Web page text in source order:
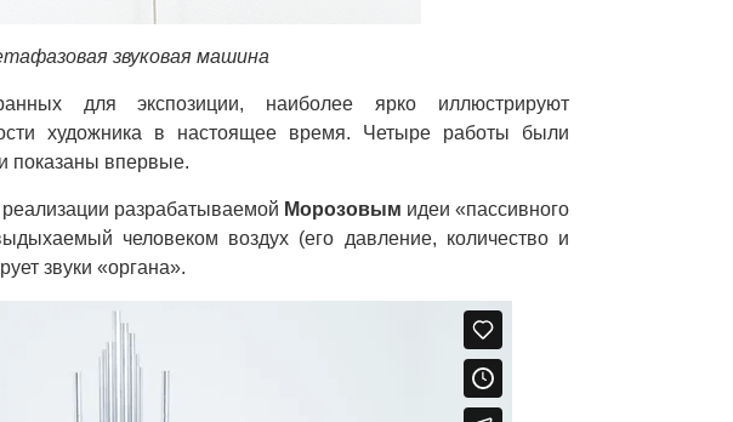
звуковая машина
для экспозиции, наиболее ярко иллюстрируют
художника в настоящее время. Четыре работы были
показаны впервые.
разрабатываемой Морозовым идеи «пассивного
человеком воздух (его давление, количество и
звуки «органа».